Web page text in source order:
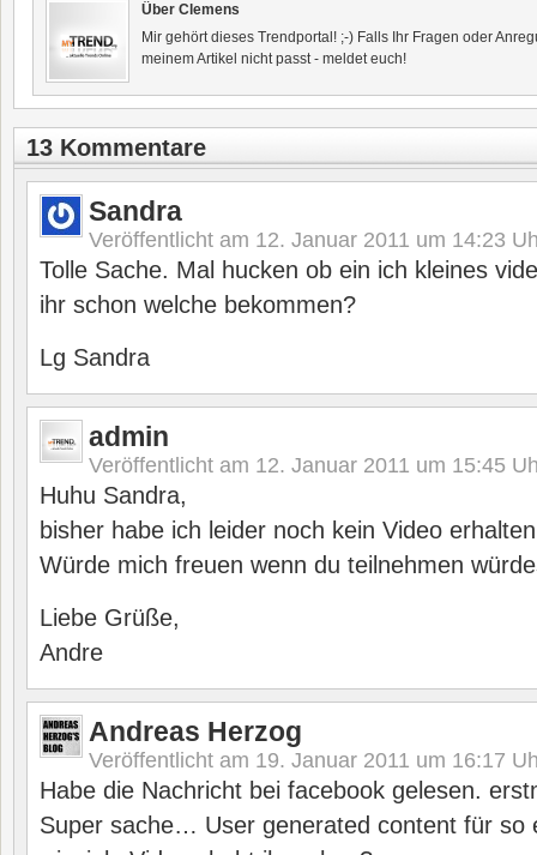
Über Clemens
Mir gehört dieses Trendportal! ;-) Falls Ihr Fragen oder
meinem Artikel nicht passt - meldet euch!
13 Kommentare
Sandra
Veröffentlicht am 12. Januar 2011 um 14:23
Tolle Sache. Mal hucken ob ein ich kleines
ihr schon welche bekommen?
Lg Sandra
admin
Veröffentlicht am 12. Januar 2011 um 15:45
Huhu Sandra,
bisher habe ich leider noch kein Video
Würde mich freuen wenn du teilnehmen
Liebe Grüße,
Andre
Andreas Herzog
Veröffentlicht am 19. Januar 2011 um 16:17
Habe die Nachricht bei facebook gelesen.
Super sache… User generated content für so